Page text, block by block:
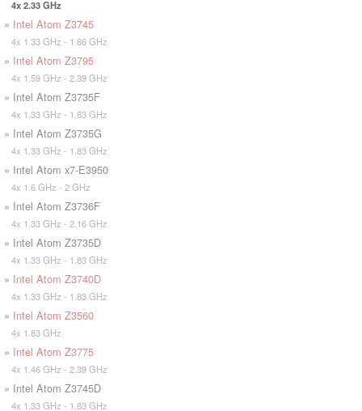
4x 2.33 GHz
» Intel Atom Z3745
4x 1.33 GHz - 1.86 GHz
» Intel Atom Z3795
4x 1.59 GHz - 2.39 GHz
» Intel Atom Z3735F
4x 1.33 GHz - 1.83 GHz
» Intel Atom Z3735G
4x 1.33 GHz - 1.83 GHz
» Intel Atom x7-E3950
4x 1.6 GHz - 2 GHz
» Intel Atom Z3736F
4x 1.33 GHz - 2.16 GHz
» Intel Atom Z3735D
4x 1.33 GHz - 1.83 GHz
» Intel Atom Z3740D
4x 1.33 GHz - 1.83 GHz
» Intel Atom Z3560
4x 1.83 GHz
» Intel Atom Z3775
4x 1.46 GHz - 2.39 GHz
» Intel Atom Z3745D
4x 1.33 GHz - 1.83 GHz